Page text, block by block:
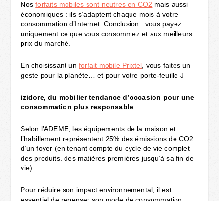
Nosforfaits mobiles sont neutres en CO2 mais aussi
économiques : ils s’adaptent chaque mois à votre
consommation d’Internet. Conclusion : vous payez
uniquement ce que vous consommez et aux meilleurs
prix du marché.
En choisissant unforfait mobile Prixtel , vous faites un
geste pour la planète… et pour votre porte-feuille J
izidore, du mobilier tendance d’occasion pour une
consommation plus responsable
Selon l’ADEME, les équipements de la maison et
l’habillement représentent 25% des émissions de CO2
d’un foyer (en tenant compte du cycle de vie complet
des produits, des matières premières jusqu’à sa fin de
vie).
Pour réduire son impact environnemental, il est